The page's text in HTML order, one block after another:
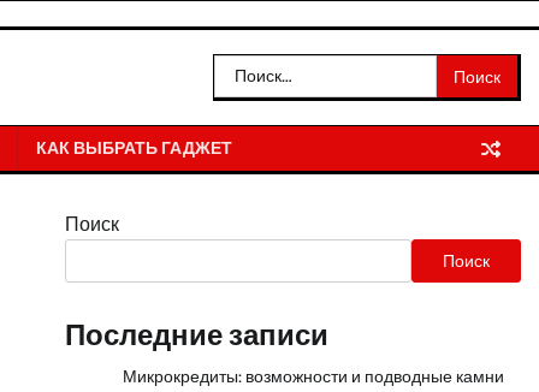
Найти:
КАК ВЫБРАТЬ ГАДЖЕТ
Поиск
Поиск
Последние записи
Микрокредиты: возможности и подводные камни